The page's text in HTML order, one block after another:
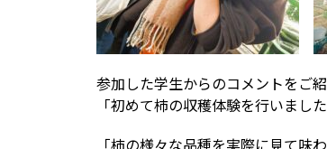
参加した学生からのコメントをご紹
「初めて柿の収穫体験を行いまし
「柿の様々な品種を実際に見て